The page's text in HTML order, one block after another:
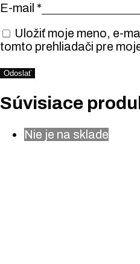
E-mail *
Uložiť moje meno, e-
tomto prehliadači pre
Súvisiace
Nie je na sklade